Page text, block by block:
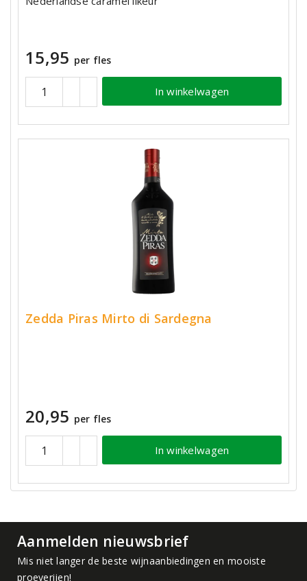
15,95 per fles
In winkelwagen
Zedda Piras Mirto di Sardegna
20,95 per fles
In winkelwagen
Aanmelden nieuwsbrief
Mis niet langer de beste wijnaanbiedingen en mooiste
proeverijen!